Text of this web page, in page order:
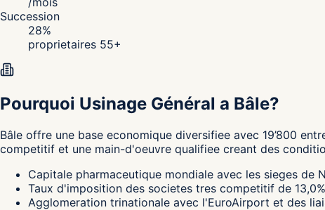
Succession
28%
proprietaires 55+
Pourquoi Usinage Général a Bâle?
Bâle offre une base economique diversifiee avec 19’800
competitif et une main-d'oeuvre qualifiee creant des
Capitale pharmaceutique mondiale avec les sieges de
Taux d'imposition des societes tres competitif de
Agglomeration trinationale avec l'EuroAirport et des